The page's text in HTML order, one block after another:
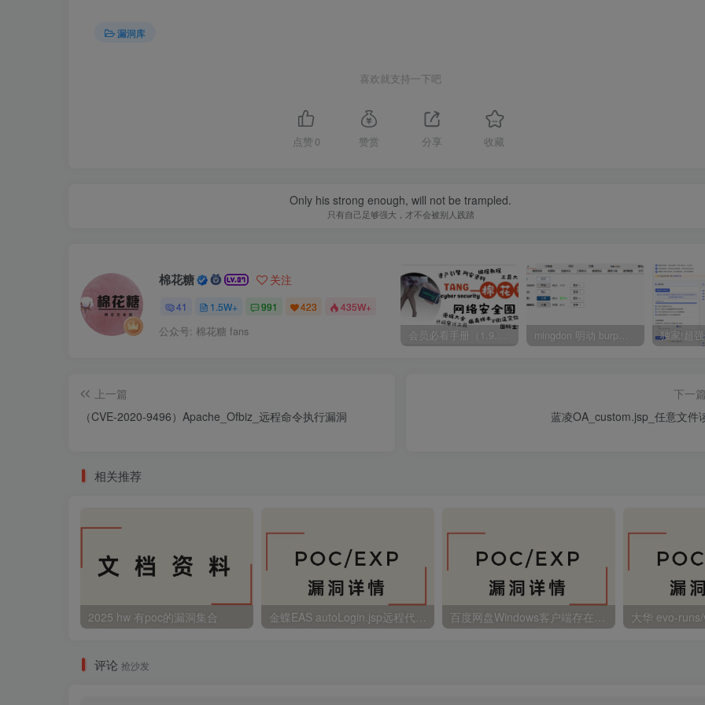
漏洞库
喜欢就支持一下吧
点赞 0 赞赏 分享 收藏
Only his strong enough, will not be trampled.
只有自己足够强大，才不会被别人践踏
棉花糖 关注
41 1.5W+ 991 423 435W+
公众号: 棉花糖 fans
上一篇
（CVE-2020-9496）Apache_Ofbiz_远程命令执行漏洞
下一篇
蓝凌OA_custom.jsp_任意文件
相关推荐
2025 hw 有poc的漏洞集合
评论 抢沙发